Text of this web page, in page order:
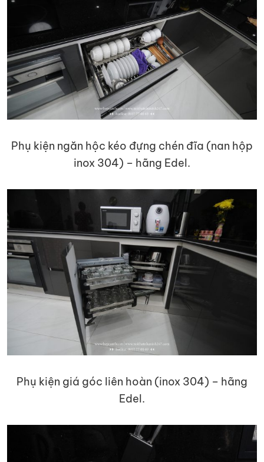
Phụ kiện ngăn hộc kéo đựng chén đĩa (nan hộp
inox 304) – hãng Edel.
Phụ kiện giá góc liên hoàn (inox 304) – hãng
Edel.